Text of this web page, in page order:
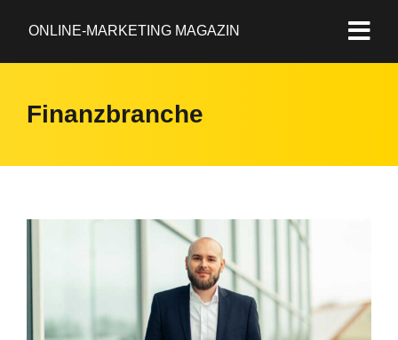
ONLINE-MARKETING MAGAZIN
Finanzbranche